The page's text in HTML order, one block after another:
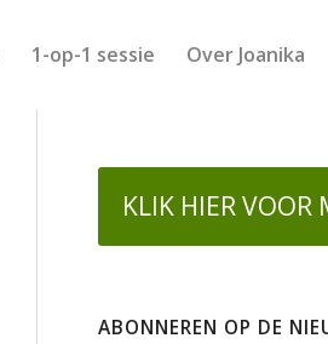
1-op-1 sessie Over Joanika
KLIK HIER VOOR
ABONNEREN OP DE